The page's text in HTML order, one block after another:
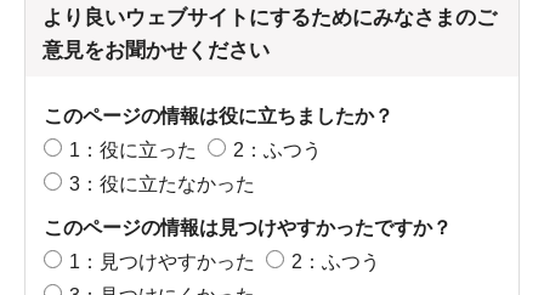
より良いウェブサイトにするためにみなさまのご
意見をお聞かせください
このページの情報は役に立ちましたか？
1：役に立った
2：ふつう
3：役に立たなかった
このページの情報は見つけやすかったですか？
1：見つけやすかった
2：ふつう